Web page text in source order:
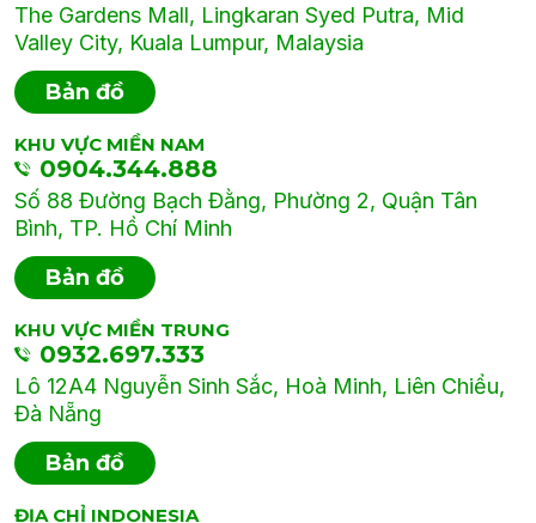
The Gardens Mall, Lingkaran Syed Putra, Mid
Valley City, Kuala Lumpur, Malaysia
Bản đồ
KHU VỰC MIỀN NAM
0904.344.888
Số 88 Đường Bạch Đằng, Phường 2, Quận Tân
Bình, TP. Hồ Chí Minh
Bản đồ
KHU VỰC MIỀN TRUNG
0932.697.333
Lô 12A4 Nguyễn Sinh Sắc, Hoà Minh, Liên Chiểu,
Đà Nẵng
Bản đồ
ĐỊA CHỈ INDONESIA